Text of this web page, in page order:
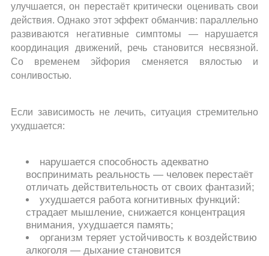
улучшается, он перестаёт критически оценивать свои
действия. Однако этот эффект обманчив: параллельно
развиваются негативные симптомы — нарушается
координация движений, речь становится несвязной.
Со временем эйфория сменяется вялостью и
сонливостью.
Если зависимость не лечить, ситуация стремительно
ухудшается:
нарушается способность адекватно
воспринимать реальность — человек перестаёт
отличать действительность от своих фантазий;
ухудшается работа когнитивных функций:
страдает мышление, снижается концентрация
внимания, ухудшается память;
организм теряет устойчивость к воздействию
алкоголя — дыхание становится